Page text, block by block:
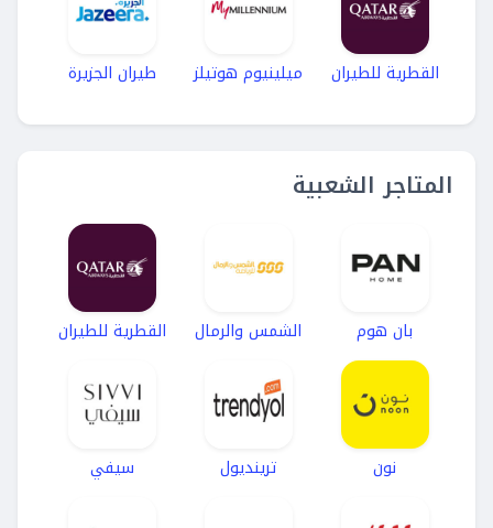
القطرية للطيران ميلينيوم هوتيلز طيران الجزيرة
المتاجر الشعبية
بان هوم الشمس والرمال القطرية للطيران
نون ترينديول سيفي